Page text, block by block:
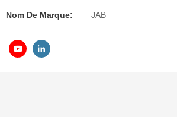
Nom De Marque: JAB